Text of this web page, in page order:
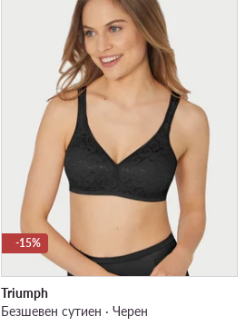
-15%
Triumph
Безшевен сутиен · Черен